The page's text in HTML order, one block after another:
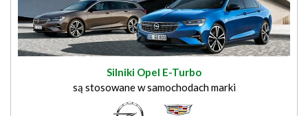
Silniki Opel E-Turbo
są stosowane w samochodach marki